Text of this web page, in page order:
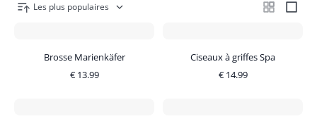
Les plus populaires
Brosse Marienkäfer
€ 13.99
Ciseaux à griffes Spa
€ 14.99